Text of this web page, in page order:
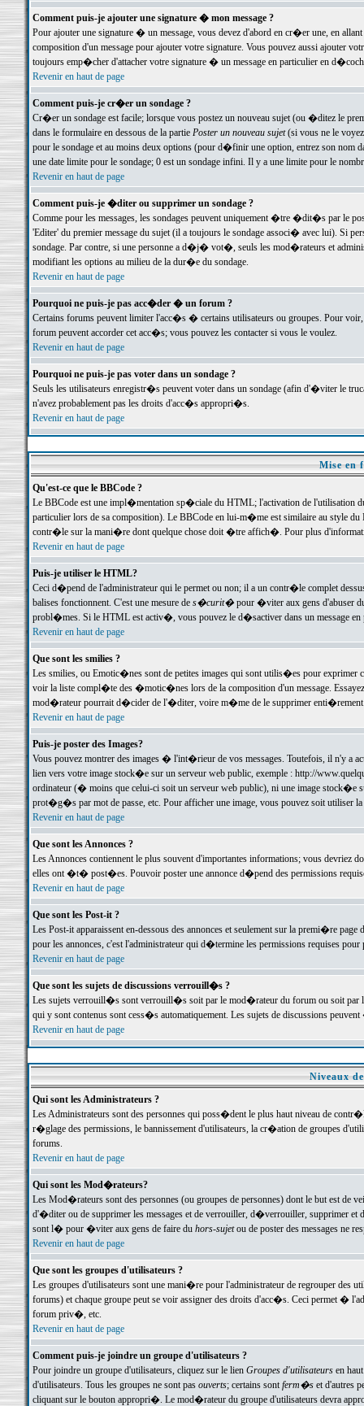
Comment puis-je ajouter une signature � mon message ?
Pour ajouter une signature � un message, vous devez d'abord en cr�er une, en
composition d'un message pour ajouter votre signature. Vous pouvez aussi ajouter
toujours emp�cher d'attacher votre signature � un message en particulier en
Revenir en haut de page
Comment puis-je cr�er un sondage ?
Cr�er un sondage est facile; lorsque vous postez un nouveau sujet (ou �ditez le
dans le formulaire en dessous de la partie Poster un nouveau sujet(si vous ne le voyez
pour le sondage et au moins deux options (pour d�finir une option, entrez son nom
une date limite pour le sondage; 0 est un sondage infini. Il y a une limite pour le
Revenir en haut de page
Comment puis-je �diter ou supprimer un sondage ?
Comme pour les messages, les sondages peuvent uniquement �tre �dit�s par le
'Editer' du premier message du sujet (il a toujours le sondage associ� avec lui). Si
sondage. Par contre, si une personne a d�j� vot�, seuls les mod�rateurs et
modifiant les options au milieu de la dur�e du sondage.
Revenir en haut de page
Pourquoi ne puis-je pas acc�der � un forum ?
Certains forums peuvent limiter l'acc�s � certains utilisateurs ou groupes. Pour
forum peuvent accorder cet acc�s; vous pouvez les contacter si vous le voulez.
Revenir en haut de page
Pourquoi ne puis-je pas voter dans un sondage ?
Seuls les utilisateurs enregistr�s peuvent voter dans un sondage (afin d'�viter le
n'avez probablement pas les droits d'acc�s appropri�s.
Revenir en haut de page
Mise en
Qu'est-ce que le BBCode ?
Le BBCode est une impl�mentation sp�ciale du HTML; l'activation de l'utilisation
particulier lors de sa composition). Le BBCode en lui-m�me est similaire au style
contr�le sur la mani�re dont quelque chose doit �tre affich�. Pour plus
Revenir en haut de page
Puis-je utiliser le HTML?
Ceci d�pend de l'administrateur qui le permet ou non; il a un contr�le complet
balises fonctionnent. C'est une mesure de s�curit�pour �viter aux gens d'abuser
probl�mes. Si le HTML est activ�, vous pouvez le d�sactiver dans un message en
Revenir en haut de page
Que sont les smilies ?
Les smilies, ou Emotic�nes sont de petites images qui sont utilis�es pour exprimer
voir la liste compl�te des �motic�nes lors de la composition d'un message.
mod�rateur pourrait d�cider de l'�diter, voire m�me de le supprimer
Revenir en haut de page
Puis-je poster des Images?
Vous pouvez montrer des images � l'int�rieur de vos messages. Toutefois, il n'y a
lien vers votre image stock�e sur un serveur web public, exemple : http://
ordinateur (� moins que celui-ci soit un serveur web public), ni une image stock�e
prot�g�s par mot de passe, etc. Pour afficher une image, vous pouvez soit
Revenir en haut de page
Que sont les Annonces ?
Les Annonces contiennent le plus souvent d'importantes informations; vous devriez
elles ont �t� post�es. Pouvoir poster une annonce d�pend des permissions
Revenir en haut de page
Que sont les Post-it ?
Les Post-it apparaissent en-dessous des annonces et seulement sur la premi�re
pour les annonces, c'est l'administrateur qui d�termine les permissions requises pour
Revenir en haut de page
Que sont les sujets de discussions verrouill�s ?
Les sujets verrouill�s sont verrouill�s soit par le mod�rateur du forum ou soit par
qui y sont contenus sont cess�s automatiquement. Les sujets de discussions
Revenir en haut de page
Niveaux
Qui sont les Administrateurs ?
Les Administrateurs sont des personnes qui poss�dent le plus haut niveau de
r�glage des permissions, le bannissement d'utilisateurs, la cr�ation de groupes
forums.
Revenir en haut de page
Qui sont les Mod�rateurs?
Les Mod�rateurs sont des personnes (ou groupes de personnes) dont le but est de
d'�diter ou de supprimer les messages et de verrouiller, d�verrouiller, supprimer
sont l� pour �viter aux gens de faire du hors-sujetou de poster des messages ne
Revenir en haut de page
Que sont les groupes d'utilisateurs ?
Les groupes d'utilisateurs sont une mani�re pour l'administrateur de regrouper des
forums) et chaque groupe peut se voir assigner des droits d'acc�s. Ceci permet
forum priv�, etc.
Revenir en haut de page
Comment puis-je joindre un groupe d'utilisateurs ?
Pour joindre un groupe d'utilisateurs, cliquez sur le lien Groupes d'utilisateursen haut
d'utilisateurs. Tous les groupes ne sont pas ouverts; certains sontferm�set d'autres
cliquant sur le bouton appropri�. Le mod�rateur du groupe d'utilisateurs devra